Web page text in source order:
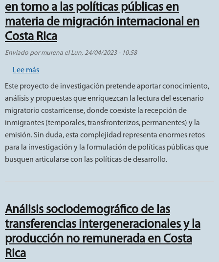
en torno a las políticas públicas en
materia de migración internacional en
Costa Rica
Enviado pormurena el Lun, 24/04/2023 - 10:58
Lee mássobre Actores sociales, discursos y propuestas en
Este proyecto de investigación pretende aportar conocimiento,
análisis y propuestas que enriquezcan la lectura del escenario
migratorio costarricense, donde coexiste la recepción de
inmigrantes (temporales, transfronterizos, permanentes) y la
emisión. Sin duda, esta complejidad representa enormes retos
para la investigación y la formulación de políticas públicas que
busquen articularse con las políticas de desarrollo.
Análisis sociodemográfico de las
transferencias intergeneracionales y la
producción no remunerada en Costa
Rica